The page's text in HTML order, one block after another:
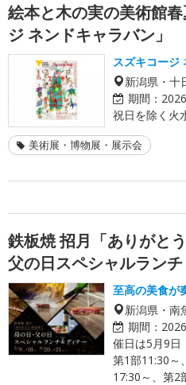
絵本と木の実の美術館
ジ ネンドキャラバン」
スズキコージ
新潟県・十
期間：
祝日を除く火
美術展・博物展・展示会
鉄板焼 招月「ありがと
父の日スペシャルラン
至高の美食が
新潟県・南
期間：
催日は5月9日
第1部11:30～
17:30～、第2